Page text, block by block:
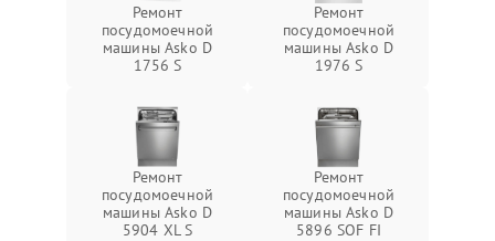
Ремонт
посудомоечной
машины Asko D
1756 S
Ремонт
посудомоечной
машины Asko D
1976 S
Ремонт
посудомоечной
машины Asko D
5904 XL S
Ремонт
посудомоечной
машины Asko D
5896 SOF FI